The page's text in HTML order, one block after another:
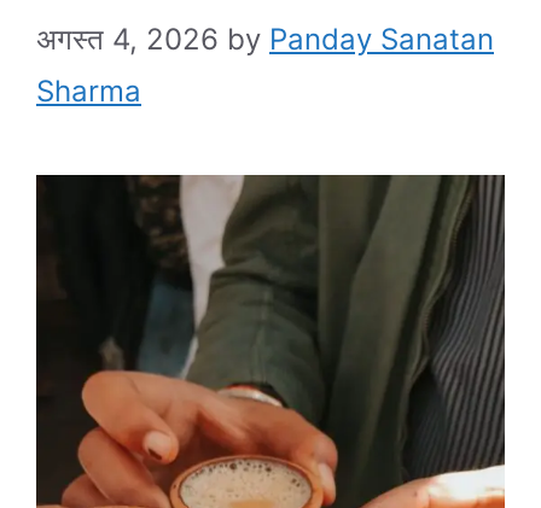
अगस्त 4, 2026 by Panday Sanatan
Sharma